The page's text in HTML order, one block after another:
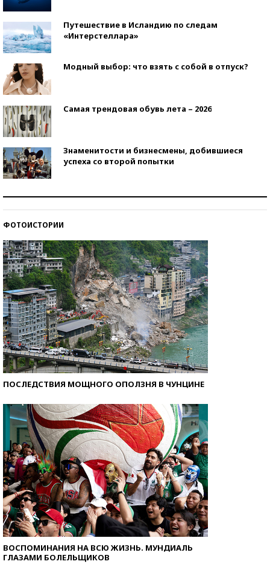
Путешествие в Исландию по следам
«Интерстеллара»
Модный выбор: что взять с собой в отпуск?
Самая трендовая обувь лета – 2026
Знаменитости и бизнесмены, добившиеся
успеха со второй попытки
ФОТОИСТОРИИ
ПОСЛЕДСТВИЯ МОЩНОГО ОПОЛЗНЯ В ЧУНЦИНЕ
ВОСПОМИНАНИЯ НА ВСЮ ЖИЗНЬ. МУНДИАЛЬ
ГЛАЗАМИ БОЛЕЛЬЩИКОВ